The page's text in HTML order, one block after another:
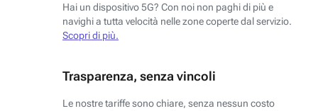
Hai un dispositivo 5G? Con noi non paghi di più e
navighi a tutta velocità nelle zone coperte dal servizio.
Scopri di più.
Trasparenza, senza vincoli
Le nostre tariffe sono chiare, senza nessun costo